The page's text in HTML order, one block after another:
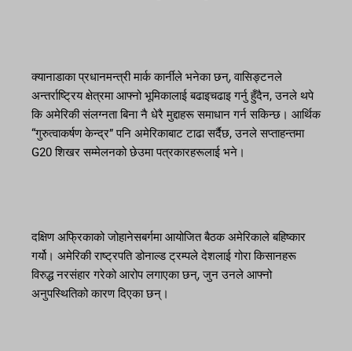
क्यानाडाका प्रधानमन्त्री मार्क कार्नीले भनेका छन्, वासिङ्टनले
अन्तर्राष्ट्रिय क्षेत्रमा आफ्नो भूमिकालाई बढाइचढाइ गर्नु हुँदैन, उनले थपे
कि अमेरिकी संलग्नता बिना नै धेरै मुद्दाहरू समाधान गर्न सकिन्छ। आर्थिक
“गुरुत्वाकर्षण केन्द्र” पनि अमेरिकाबाट टाढा सर्दैछ, उनले सप्ताहन्तमा
G20 शिखर सम्मेलनको छेउमा पत्रकारहरूलाई भने।
दक्षिण अफ्रिकाको जोहानेसबर्गमा आयोजित बैठक अमेरिकाले बहिष्कार
गर्यो। अमेरिकी राष्ट्रपति डोनाल्ड ट्रम्पले देशलाई गोरा किसानहरू
विरुद्ध नरसंहार गरेको आरोप लगाएका छन्, जुन उनले आफ्नो
अनुपस्थितिको कारण दिएका छन्।